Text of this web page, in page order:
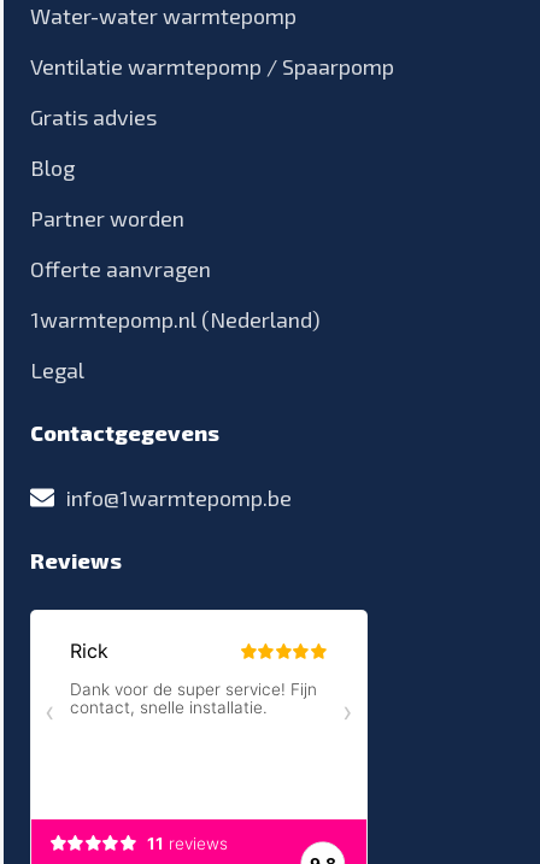
Water-water warmtepomp
Ventilatie warmtepomp / Spaarpomp
Gratis advies
Blog
Partner worden
Offerte aanvragen
1warmtepomp.nl (Nederland)
Legal
Contactgegevens
info@1warmtepomp.be
Reviews